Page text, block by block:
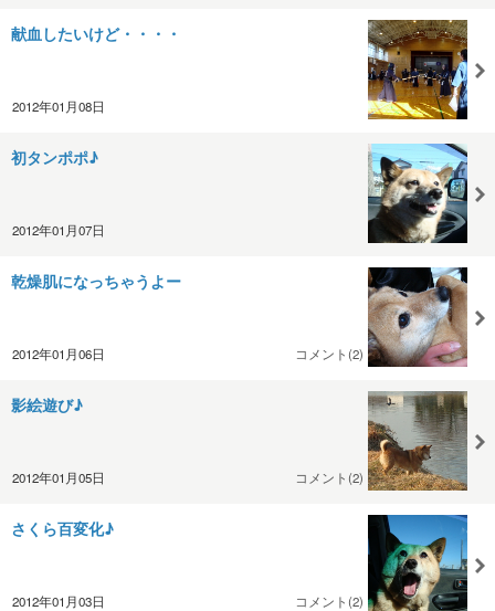
献血したいけど・・・・
2012年01月08日
初タンポポ♪
2012年01月07日
乾燥肌になっちゃうよー
2012年01月06日 コメント(2)
影絵遊び♪
2012年01月05日 コメント(2)
さくら百変化♪
2012年01月03日 コメント(2)